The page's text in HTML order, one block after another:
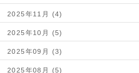
2025年11月 (4)
2025年10月 (5)
2025年09月 (3)
2025年08月 (5)